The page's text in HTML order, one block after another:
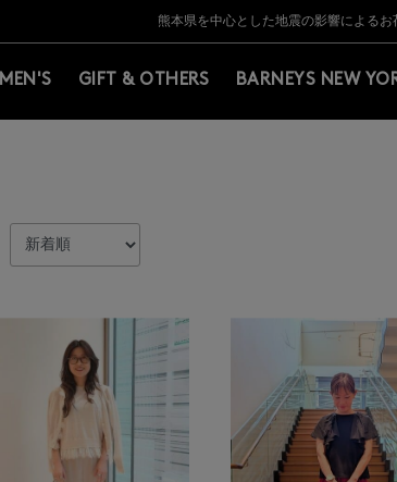
客様も対象！＜MY BARNEYS＞会員のお客様は11,000円（税込
【夏季休業に伴う返品・交換承り一時停止
熊本県を中心とした地震の影響によるお
【開催中】SUMMER SALEのご案
客様も対象！＜MY BARNEYS＞会員のお客様は11,000円（税込
【夏季休業に伴う返品・交換承り一時停止
MEN'S GIFT & OTHERS BARNEYS NEW